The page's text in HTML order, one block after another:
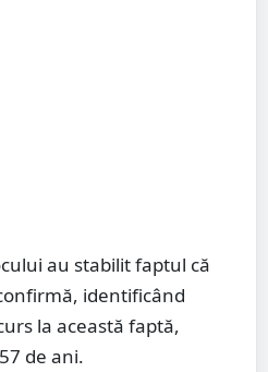
au stabilit faptul că
identificând
la această faptă,
de ani.